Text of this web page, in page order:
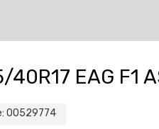
40R17 EAG F1
00529774